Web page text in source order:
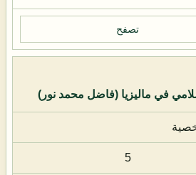
تصفح
في ماليزيا (فاضل محمد نور)
5